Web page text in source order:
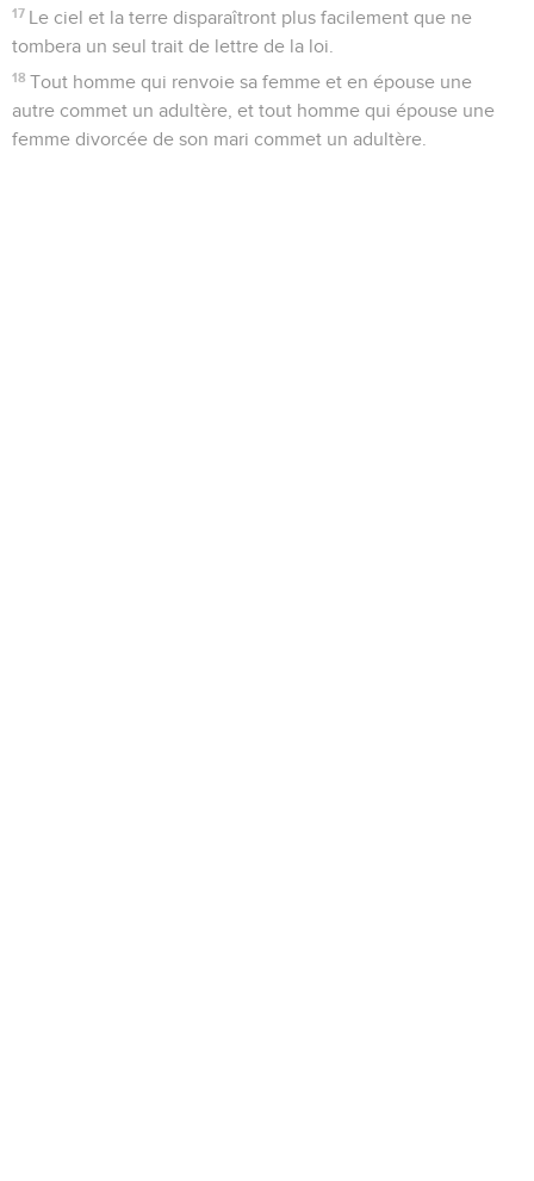
17 Le ciel et la terre disparaîtront plus facilement que ne
tombera un seul trait de lettre de la loi.
18 Tout homme qui renvoie sa femme et en épouse une
autre commet un adultère, et tout homme qui épouse une
femme divorcée de son mari commet un adultère.